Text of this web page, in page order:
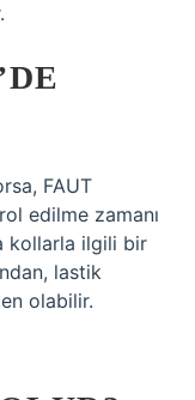
FAUT
edilme zamanı
kollarla ilgili bir
lastik
olabilir.